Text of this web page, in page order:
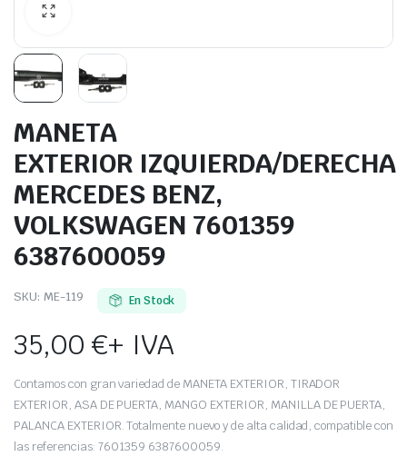
MANETA
EXTERIOR IZQUIERDA/DERECHA
MERCEDES BENZ,
VOLKSWAGEN 7601359
6387600059
SKU: ME-119 En Stock
35,00€+ IVA
Contamos con gran variedad de MANETA EXTERIOR, TIRADOR
EXTERIOR, ASA DE PUERTA, MANGO EXTERIOR, MANILLA DE PUERTA,
PALANCA EXTERIOR. Totalmente nuevo y de alta calidad, compatible con
las referencias: 7601359 6387600059.